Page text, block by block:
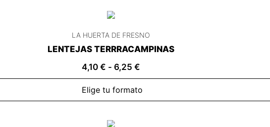
LA HUERTA DE FRESNO
LENTEJAS TERRRACAMPINAS
4,10 € - 6,25 €
Elige tu formato